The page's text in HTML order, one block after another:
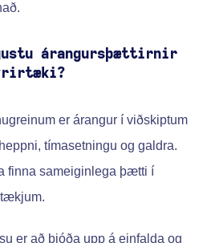
árangursþættirnir
er árangur í viðskiptum
tímasetningu og galdra.
finna sameiginlega þætti í
er að bjóða upp á einfalda og